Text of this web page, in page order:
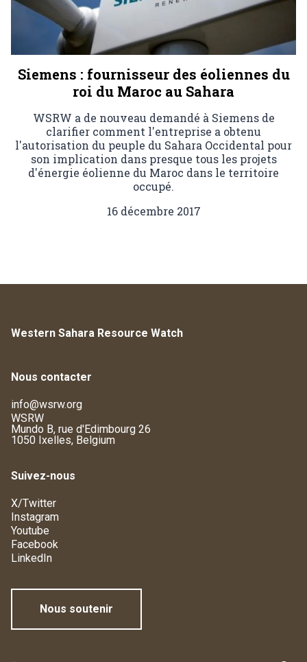
Siemens : fournisseur des éoliennes du
roi du Maroc au Sahara
WSRW a de nouveau demandé à Siemens de
clarifier comment l'entreprise a obtenu
l'autorisation du peuple du Sahara Occidental pour
son implication dans presque tous les projets
d'énergie éolienne du Maroc dans le territoire
occupé.
16 décembre 2017
Western Sahara Resource Watch
Nous contacter
info@wsrw.org
WSRW
Mundo B, rue d'Edimbourg 26
1050 Ixelles, Belgium
Suivez-nous
X/Twitter
Instagram
Youtube
Facebook
LinkedIn
Nous soutenir